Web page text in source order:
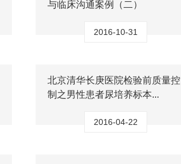
与临床沟通案例（二）
2016-10-31
北京清华长庚医院检验前质量控
制之男性患者尿培养标本...
2016-04-22